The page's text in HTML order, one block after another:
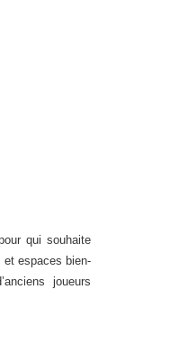
qui souhaite
et espaces bien-
joueurs